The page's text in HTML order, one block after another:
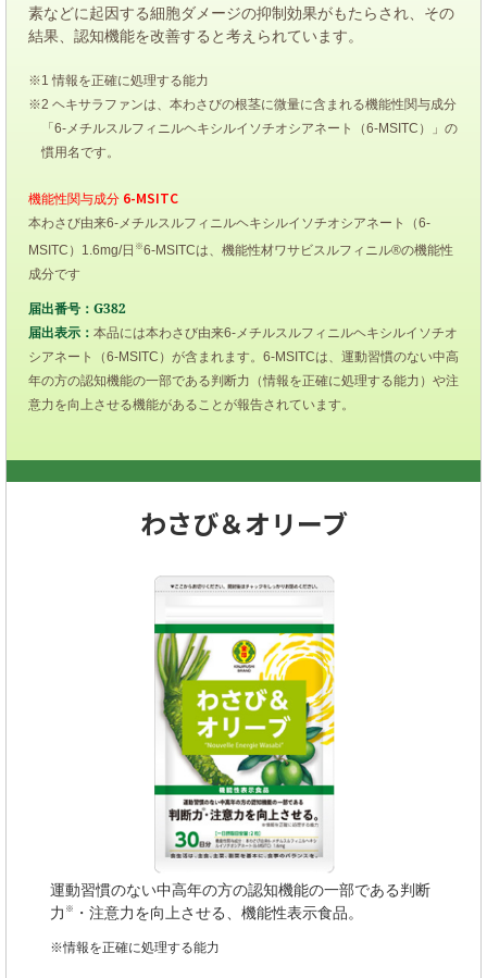
素などに起因する細胞ダメージの抑制効果がもたらされ、その
結果、認知機能を改善すると考えられています。
※1 情報を正確に処理する能力
※2 ヘキサラファンは、本わさびの根茎に微量に含まれる機能性関与成分
「6-メチルスルフィニルヘキシルイソチオシアネート（6-MSITC）」の
慣用名です。
機能性関与成分 6-MSITC
本わさび由来6-メチルスルフィニルヘキシルイソチオシアネート（6-
MSITC）1.6mg/日 ※6-MSITCは、機能性材ワサビスルフィニル®の機能性
成分です
届出番号：G382
届出表示： 本品には本わさび由来6-メチルスルフィニルヘキシルイソチオ
シアネート（6-MSITC）が含まれます。6-MSITCは、運動習慣のない中高
年の方の認知機能の一部である判断力（情報を正確に処理する能力）や注
意力を向上させる機能があることが報告されています。
わさび＆オリーブ
運動習慣のない中高年の方の認知機能の一部である判断
力 ※ ・注意力を向上させる、機能性表示食品。
※情報を正確に処理する能力